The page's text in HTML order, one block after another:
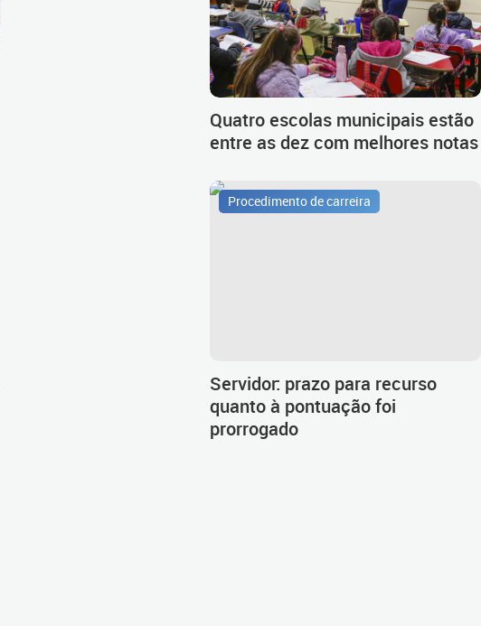
Quatro escolas municipais estão
entre as dez com melhores notas
Procedimento de carreira
Servidor: prazo para recurso
quanto à pontuação foi
prorrogado